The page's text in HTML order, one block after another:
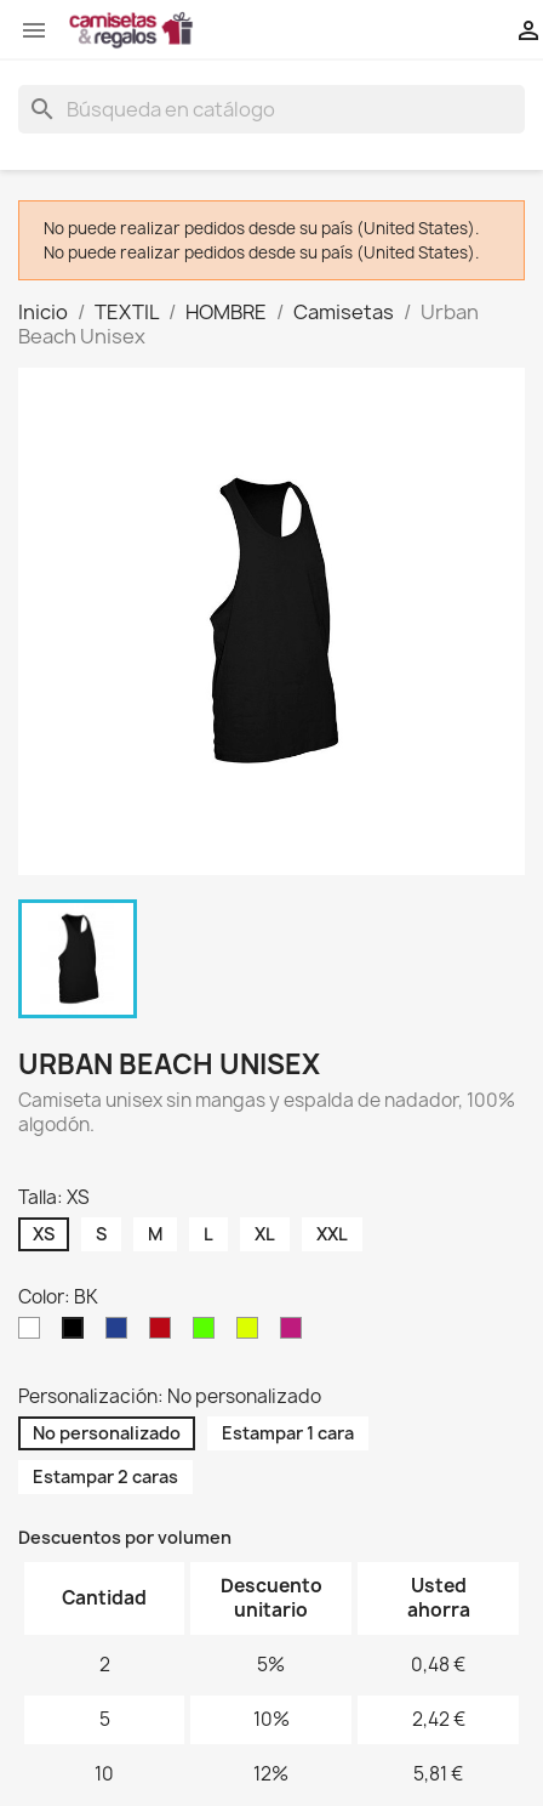
 
search
No puede realizar pedidos desde su país (United States).
No puede realizar pedidos desde su país (United States).
Inicio TEXTIL HOMBRE Camisetas
Urban
Beach Unisex
URBAN BEACH UNISEX
Camiseta unisex sin mangas y espalda de nadador, 100%
algodón.
Talla: XS
XS S M L XL XXL
Color: BK
Personalización: No personalizado
No personalizado
Estampar 1 cara
Estampar 2 caras
Descuentos por volumen
Cantidad
Descuento
unitario
Usted
ahorra
2 5% 0,48 €
5 10% 2,42 €
10 12% 5,81 €